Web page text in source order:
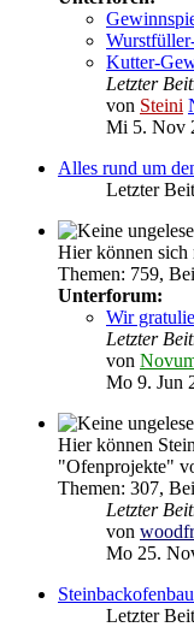
Kutter-
Letzter
von Steini
Mi 5. Nov
Alles rund um
Letzter
Hier können sich
Themen: 759,
Unterforum:
Wir
Letzter
von
Mo 9. Jun
Hier können
"Ofenprojekte"
Themen: 307,
Letzter
von
Mo 25.
Letzter